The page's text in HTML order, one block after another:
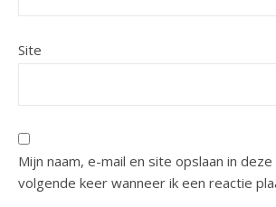
Site
Mijn naam, e-mail en site opslaan in
volgende keer wanneer ik een reactie